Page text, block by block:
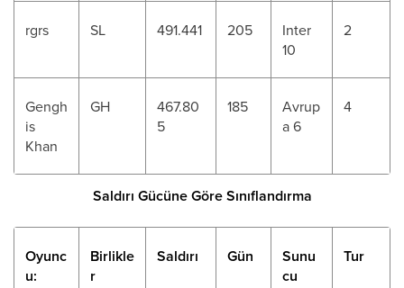
rgrs SL 491.441 205
Inter
10
2
Gengh
is
Khan
GH
467.80
5
185
Avrup
a 6
4
Saldırı Gücüne Göre Sınıflandırma
Oyunc
u:
Birlikle
r
Saldırı Gün
Sunu
cu
Tur